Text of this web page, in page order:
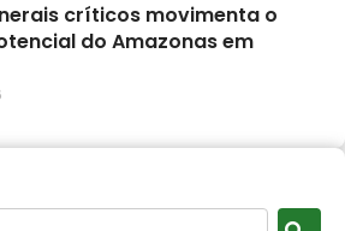
críticos movimenta o
do Amazonas em